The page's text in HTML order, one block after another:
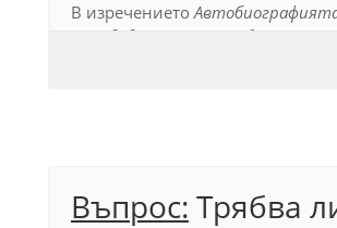
В изречението
са подадени в срок
трябва да
Въпрос: Трябва